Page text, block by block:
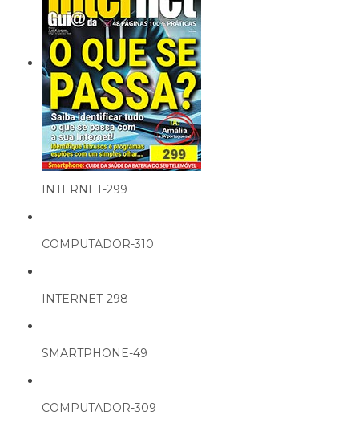
INTERNET-299
COMPUTADOR-310
INTERNET-298
SMARTPHONE-49
COMPUTADOR-309